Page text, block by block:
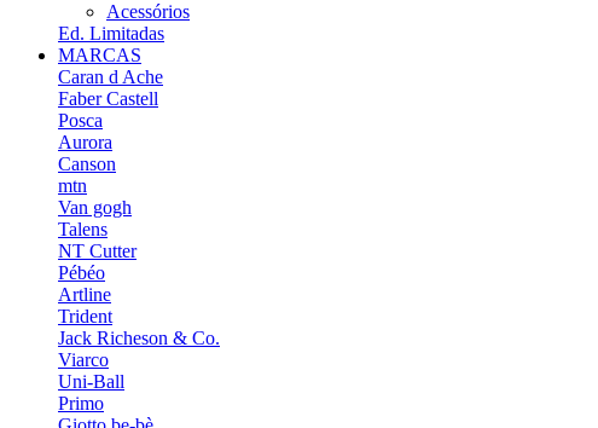
Acessórios
Ed. Limitadas
MARCAS
Caran d Ache
Faber Castell
Posca
Aurora
Canson
mtn
Van gogh
Talens
NT Cutter
Pébéo
Artline
Trident
Jack Richeson & Co.
Viarco
Uni-Ball
Primo